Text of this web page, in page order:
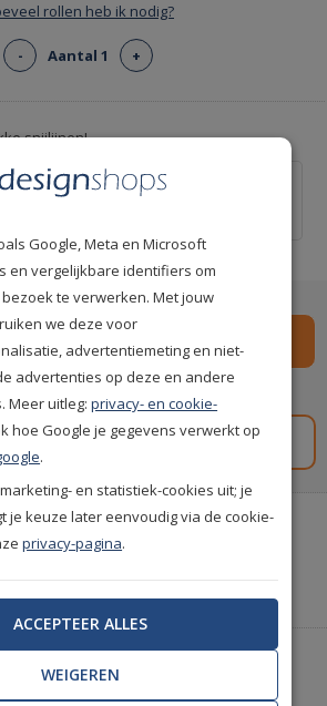
rollen heb ik nodig?
- Aantal 1 +
snijlijnen!
afsnijliniaal 55cm
premium punten
€ 35,-
(30 dagen)
contact met ons op.
Google, Meta en Microsoft
en vergelijkbare identifiers om
te verwerken. Met jouw
we deze voor
advertentiemeting en niet-
advertenties op deze en andere
Meer uitleg:privacy- en cookie-
hoe Google je gegevens verwerkt op
.
en statistiek-cookies uit; je
je keuze later eenvoudig via de cookie-
privacy-pagina.
ACCEPTEER ALLES
WEIGEREN